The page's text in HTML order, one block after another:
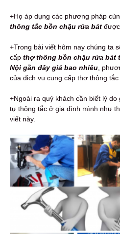
+Họ áp dụng các phương pháp
thông tắc bồn chậu rửa bát
+Trong bài viết hôm nay chúng ta
cấp thợ thông bồn chậu rửa bát
Nội gần đây giá bao nhiêu ,
của dịch vụ cung cấp thợ thông tắc
+Ngoài ra quý khách cần biết lý
tự thông tắc ở gia đình mình như
viết này.